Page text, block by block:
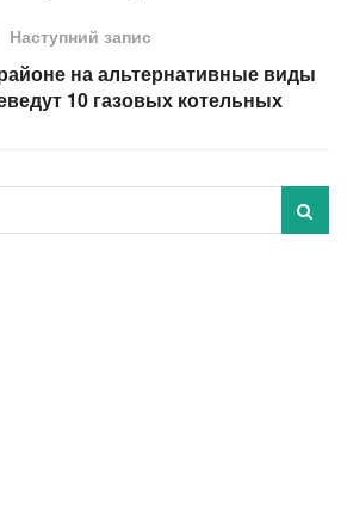
Наступний запис
на альтернативные виды
10 газовых котельных